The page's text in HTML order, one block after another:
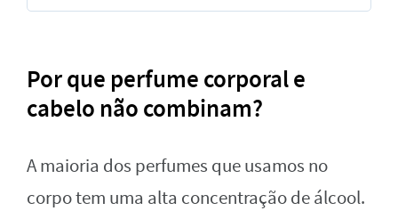
Por que perfume corporal e
cabelo não combinam?
A maioria dos perfumes que usamos no
corpo tem uma alta concentração de álcool.